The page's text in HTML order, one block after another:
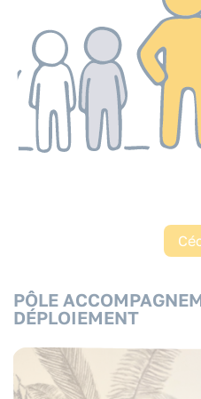
PÔLE
DÉPLOIEMENT